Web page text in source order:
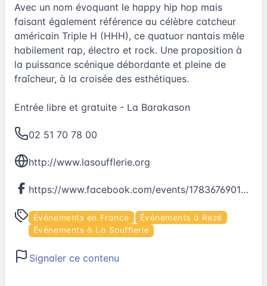
Avec un nom évoquant le happy hip hop mais
faisant également référence au célèbre catcheur
américain Triple H (HHH), ce quatuor nantais mêle
habilement rap, électro et rock. Une proposition à
la puissance scénique débordante et pleine de
fraîcheur, à la croisée des esthétiques.
Entrée libre et gratuite - La Barakason
02 51 70 78 00
http://www.lasoufflerie.org
https://www.facebook.com/events/1783676901852974
Événements en France
Événements à Rezé
Événements à La Soufflerie
Signaler ce contenu